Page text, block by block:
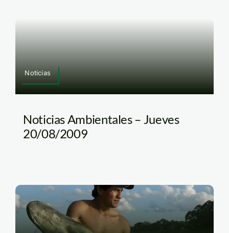
Noticias
Noticias Ambientales – Jueves
20/08/2009